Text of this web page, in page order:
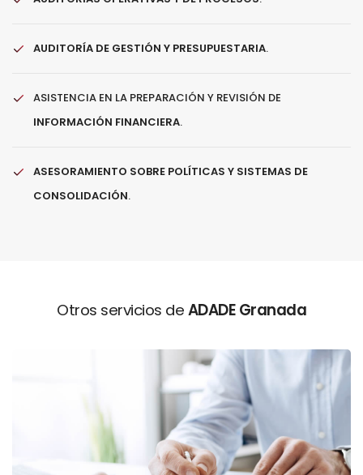
AUDITORÍA DE GESTIÓN Y PRESUPUESTARIA.
ASISTENCIA EN LA PREPARACIÓN Y REVISIÓN DE
INFORMACIÓN FINANCIERA.
ASESORAMIENTO SOBRE POLÍTICAS Y SISTEMAS DE
CONSOLIDACIÓN.
Otros servicios deADADE Granada